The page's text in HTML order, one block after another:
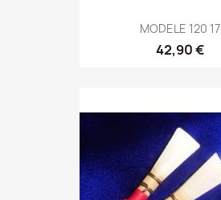
MODELE 120 17
42,90 €